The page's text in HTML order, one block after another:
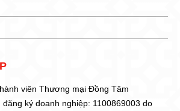
viên Thương mại Đồng Tâm
ký doanh nghiệp: 1100869003 do